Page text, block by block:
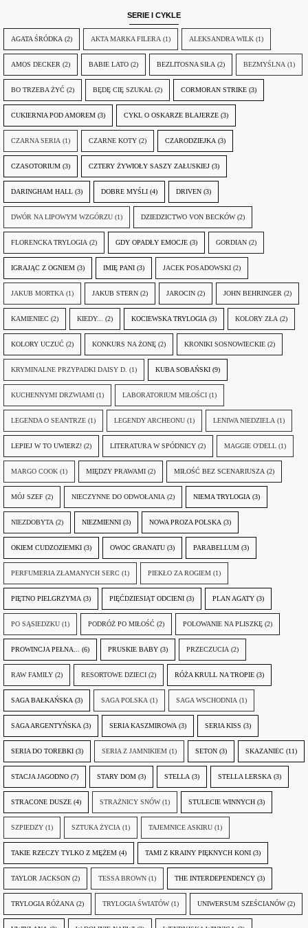
SERIE I CYKLE
AGATA ŚRÓDKA (2) AKTA MARKA FILERA (1) ALEKSANDRA WILK (1)
AMOS DECKER (2) BABIE LATO (2) BEZLITOSNA SIŁA (2) BEZMYŚLNA (1)
BO TRZEBA ŻYĆ (2) BĘDĘ CIĘ SZUKAŁ (2) CORMORAN STRIKE (3)
CUKIERNIA POD AMOREM (3) CYKL O OSKARZE BLAJERZE (3)
CZARNA SERIA (1) CZARNE KOTY (2) CZARODZIEJKA (3)
CZASOTORIUM (3) CZTERY ŻYWIOŁY SASZY ZAŁUSKIEJ (3)
DARINGHAM HALL (3) DOBRE MYŚLI (4) DRIVEN (3)
DWÓR NA LIPOWYM WZGÓRZU (1) DZIEDZICTWO VON BECKÓW (2)
FLORENCKA TRYLOGIA (2) GDY OPADŁY EMOCJE (3) GORDIAN (2)
IGRAJĄC Z OGNIEM (3) IMIĘ PANI (3) JACEK POSADOWSKI (2)
JAKUB MORTKA (1) JAKUB STERN (2) JAROCIN (2) JOHN BEHRINGER (2)
KAMIENIEC (2) KIEDY... (2) KOCIEWSKA TRYLOGIA (3) KOLORY ZŁA (2)
KOLORY UCZUĆ (2) KONKURS NA ŻONĘ (2) KRONIKI SOSNOWIECKIE (2)
KRYMINALNE PRZYPADKI DAISY D. (1) KUBA SOBAŃSKI (9)
KUCHENNYMI DRZWIAMI (1) LABORATORIUM MIŁOŚCI (1)
LEGENDA O SEANTRZE (1) LEGENDY ARCHEONU (1) LENIWA NIEDZIELA (1)
LEPIEJ W TO UWIERZ! (2) LITERATURA W SPÓDNICY (2) MAGGIE O'DELL (1)
MARGO COOK (1) MIĘDZY PRAWAMI (2) MIŁOŚĆ BEZ SCENARIUSZA (2)
MÓJ SZEF (2) NIECZYNNE DO ODWOŁANIA (2) NIEMA TRYLOGIA (3)
NIEZDOBYTA (2) NIEZMIENNI (3) NOWA PROZA POLSKA (3)
OKIEM CUDZOZIEMKI (3) OWOC GRANATU (3) PARABELLUM (3)
PERFUMERIA ZŁAMANYCH SERC (1) PIEKŁO ZA ROGIEM (1)
PIĘTNO PIELGRZYMA (3) PIĘĆDZIESIĄT ODCIENI (3) PLAN AGATY (3)
PO SĄSIEDZKU (1) PODRÓŻ PO MIŁOŚĆ (2) POLOWANIE NA PLISZKĘ (2)
PROWINCJA PEŁNA... (6) PRUSKIE BABY (3) PRZECZUCIA (2)
RAW FAMILY (2) RESORTOWE DZIECI (2) RÓŻA KRULL NA TROPIE (3)
SAGA BAŁKAŃSKA (3) SAGA POLSKA (1) SAGA WSCHODNIA (1)
SAGA ARGENTYŃSKA (3) SERIA KASZMIROWA (3) SERIA KISS (3)
SERIA DO TOREBKI (3) SERIA Z JAMNIKIEM (1) SETON (3) SKAZANIEC (11)
STACJA JAGODNO (7) STARY DOM (3) STELLA (3) STELLA LERSKA (3)
STRACONE DUSZE (4) STRAŻNICY SNÓW (1) STULECIE WINNYCH (3)
SZPIEDZY (1) SZTUKA ŻYCIA (1) TAJEMNICE ASKIRU (1)
TAKIE RZECZY TYLKO Z MĘŻEM (4) TAMI Z KRAINY PIĘKNYCH KONI (3)
TAYLOR JACKSON (2) TESSA BROWN (1) THE INTERDEPENDENCY (3)
TRYLOGIA RÓŻANA (2) TRYLOGIA ŚWIATÓW (1) UNIWERSUM SZEŚCIANÓW (2)